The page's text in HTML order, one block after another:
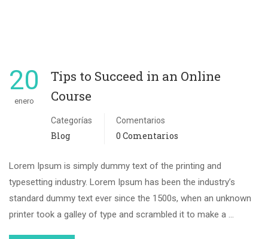
20
enero
Tips to Succeed in an Online
Course
Categorías
Blog
Comentarios
0 Comentarios
Lorem Ipsum is simply dummy text of the printing and
typesetting industry. Lorem Ipsum has been the industry’s
standard dummy text ever since the 1500s, when an unknown
printer took a galley of type and scrambled it to make a …